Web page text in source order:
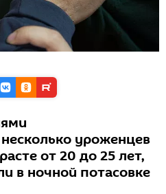
уроженцев
от 20 до 25 лет,
в ночной потасовке